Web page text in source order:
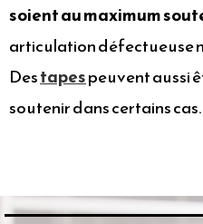
soient au maximum
articulation défectueuse
Destapespeuvent aussi
soutenir dans certains cas.